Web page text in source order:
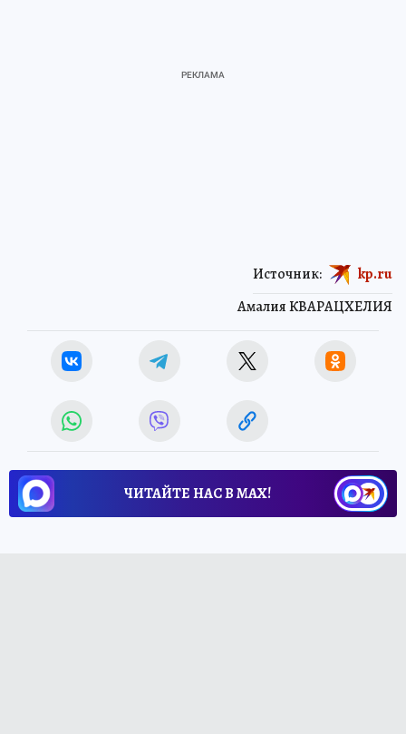
Амалия КВАРАЦХЕЛИЯ
Источник: kp.ru
ЧИТАЙТЕ НАС В МАХ!